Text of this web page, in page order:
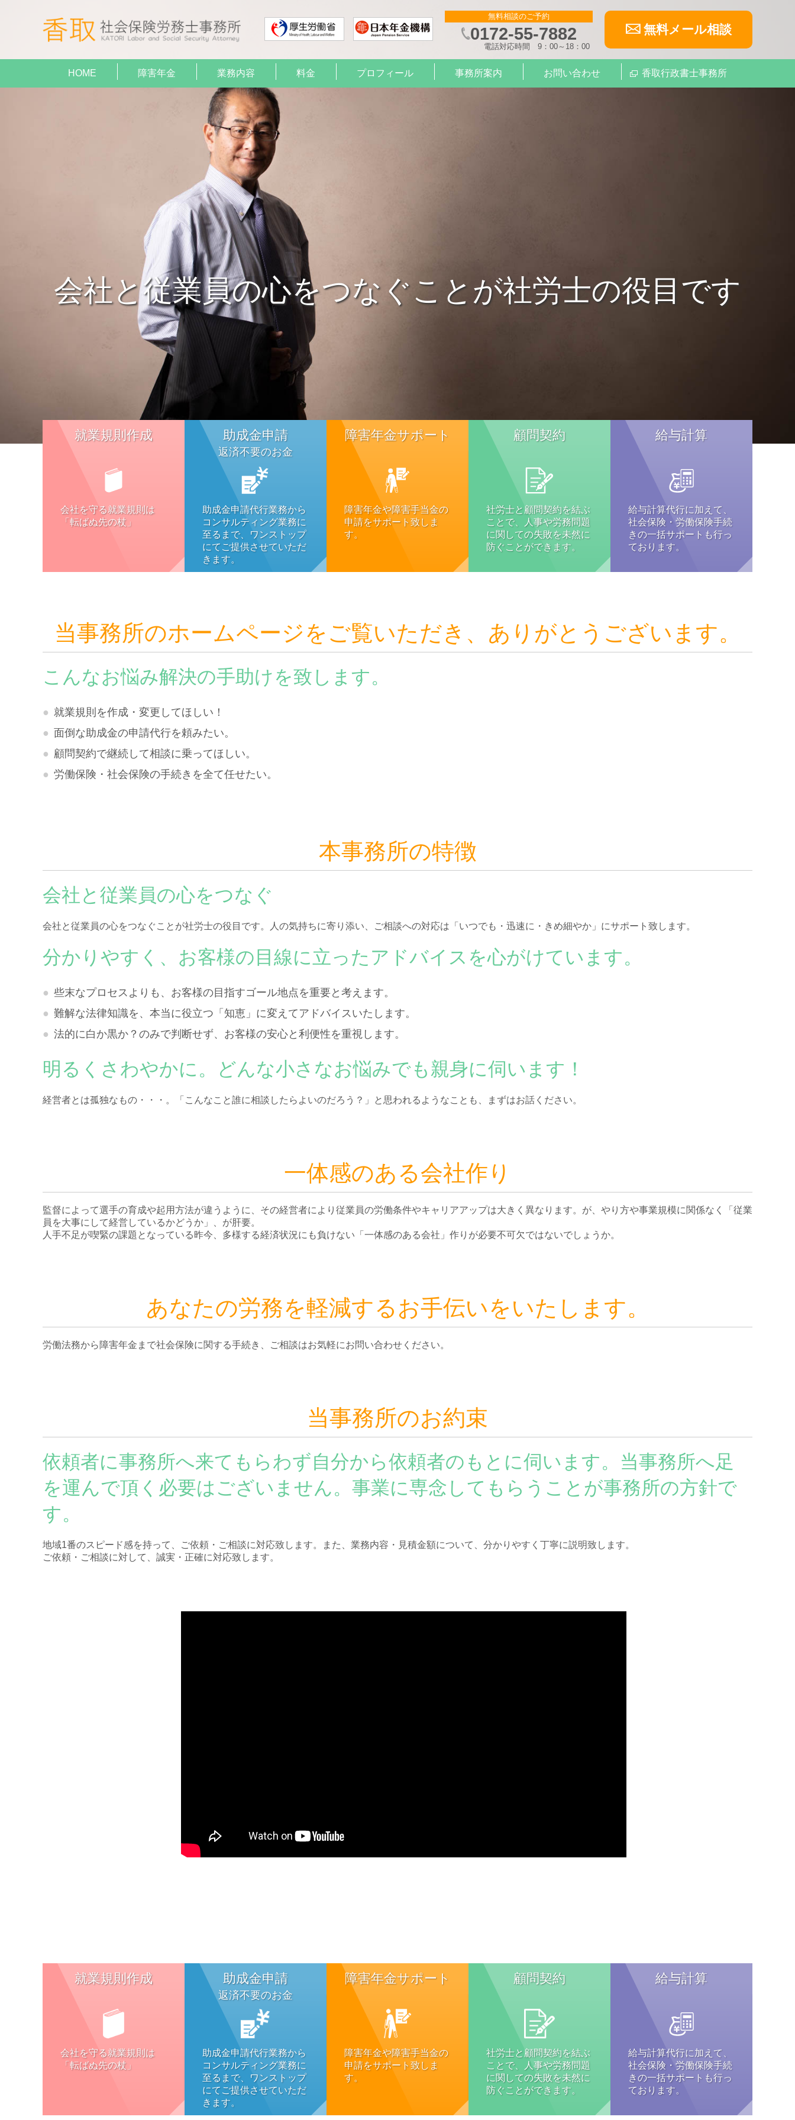
無料相談のご予約
0172-55-7882
電話対応時間 9：00～18：00
無料メール相談
HOME 障害年金 業務内容
就業規則作成
助成金申請
障害年金サポート
顧問契約
給与計算
がん（病気）治療と就労の支援【企業様】
がん（病気）治療と就労の支援【労働者様】
料金 プロフィール 事務所案内 お問い合わせ 香取行政書士事務所
会社と従業員の心をつなぐことが社労士の役目です
就業規則作成
会社を守る就業規則は
「転ばぬ先の杖」
助成金申請
返済不要のお金
助成金申請代行業務から
コンサルティング業務に
至るまで、ワンストップ
にてご提供させていただ
きます。
障害年金サポート
障害年金や障害手当金の
申請をサポート致しま
す。
顧問契約
社労士と顧問契約を結ぶ
ことで、人事や労務問題
に関しての失敗を未然に
防ぐことができます。
給与計算
給与計算代行に加えて、
社会保険・労働保険手続
きの一括サポートも行っ
ております。
当事務所のホームページをご覧いただき、ありがとうございます。
こんなお悩み解決の手助けを致します。
就業規則を作成・変更してほしい！
面倒な助成金の申請代行を頼みたい。
顧問契約で継続して相談に乗ってほしい。
労働保険・社会保険の手続きを全て任せたい。
本事務所の特徴
会社と従業員の心をつなぐ
会社と従業員の心をつなぐことが社労士の役目です。人の気持ちに寄り添い、ご相談への対応は「いつでも・迅速に・きめ細やか」にサポート致します。
分かりやすく、お客様の目線に立ったアドバイスを心がけています。
些末なプロセスよりも、お客様の目指すゴール地点を重要と考えます。
難解な法律知識を、本当に役立つ「知恵」に変えてアドバイスいたします。
法的に白か黒か？のみで判断せず、お客様の安心と利便性を重視します。
明るくさわやかに。どんな小さなお悩みでも親身に伺います！
経営者とは孤独なもの・・・。「こんなこと誰に相談したらよいのだろう？」と思われるようなことも、まずはお話ください。
一体感のある会社作り
監督によって選手の育成や起用方法が違うように、その経営者により従業員の労働条件やキャリアアップは大きく異なります。が、やり方や事業規模に関係なく「従業
員を大事にして経営しているかどうか」、が肝要。
人手不足が喫緊の課題となっている昨今、多様する経済状況にも負けない「一体感のある会社」作りが必要不可欠ではないでしょうか。
あなたの労務を軽減するお手伝いをいたします。
労働法務から障害年金まで社会保険に関する手続き、ご相談はお気軽にお問い合わせください。
当事務所のお約束
依頼者に事務所へ来てもらわず自分から依頼者のもとに伺います。当事務所へ足
を運んで頂く必要はございません。事業に専念してもらうことが事務所の方針で
す。
地域1番のスピード感を持って、ご依頼・ご相談に対応致します。また、業務内容・見積金額について、分かりやすく丁寧に説明致します。
ご依頼・ご相談に対して、誠実・正確に対応致します。
就業規則作成
会社を守る就業規則は
「転ばぬ先の杖」
助成金申請
返済不要のお金
助成金申請代行業務から
コンサルティング業務に
至るまで、ワンストップ
にてご提供させていただ
きます。
障害年金サポート
障害年金や障害手当金の
申請をサポート致しま
す。
顧問契約
社労士と顧問契約を結ぶ
ことで、人事や労務問題
に関しての失敗を未然に
防ぐことができます。
給与計算
給与計算代行に加えて、
社会保険・労働保険手続
きの一括サポートも行っ
ております。